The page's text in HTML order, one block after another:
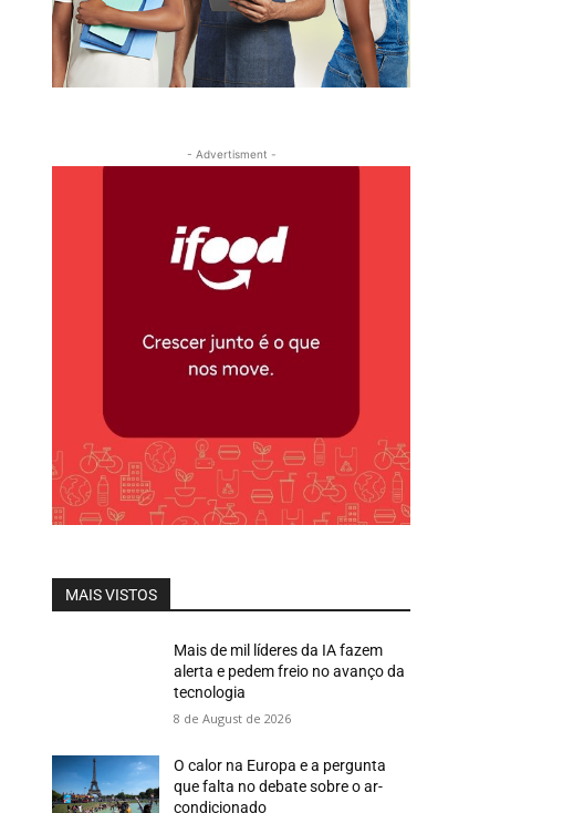
- Advertisment -
MAIS VISTOS
Mais de mil líderes da IA fazem
alerta e pedem freio no avanço da
tecnologia
8 de August de 2026
O calor na Europa e a pergunta
que falta no debate sobre o ar-
condicionado